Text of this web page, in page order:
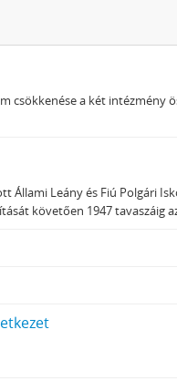
csökkenése a két intézmény
Állami Leány és Fiú Polgári
követően 1947 tavaszáig